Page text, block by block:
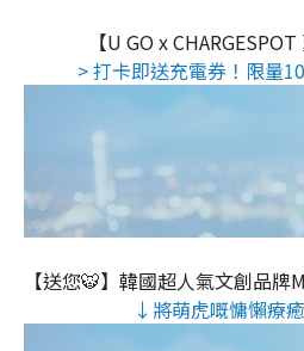
【U GO x CHARGESPOT
> 打卡即送充電券！限量
【送您🐯】韓國超人氣文創品牌
↓將萌虎嘅慵懶療